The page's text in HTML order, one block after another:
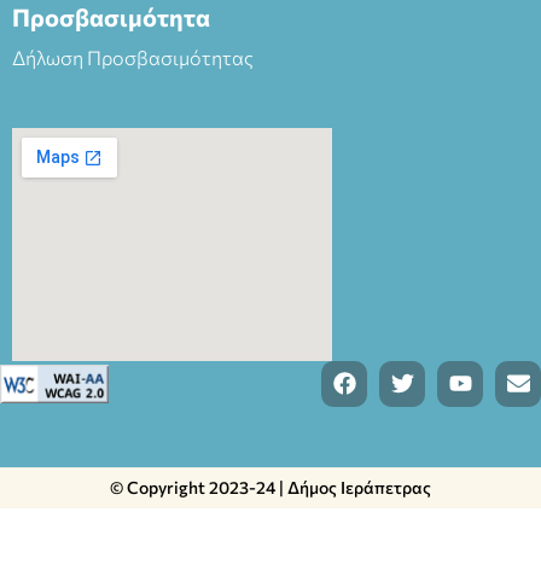
Προσβασιμότητα
Δήλωση Προσβασιμότητας
© Copyright 2023-24 | Δήμος Ιεράπετρας